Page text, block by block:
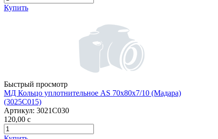
Купить
Быстрый просмотр
МД Кольцо уплотнительное AS 70х80х7/10 (Мадара)
(3025С015)
Артикул: 3021С030
120,00 c